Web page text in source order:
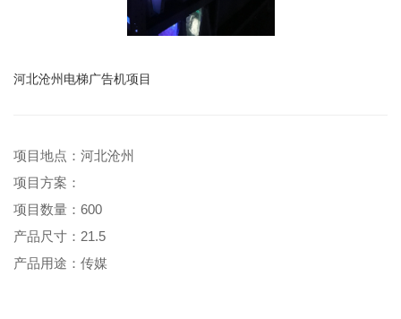
河北沧州电梯广告机项目
项目地点：河北沧州
项目方案：
项目数量：600
产品尺寸：21.5
产品用途：传媒